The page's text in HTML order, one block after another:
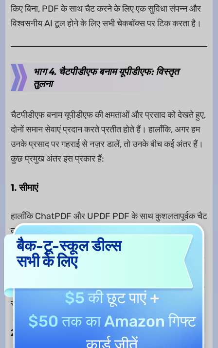
किए बिना, PDF के साथ चैट करने के लिए एक सुविधा संपन्न और
विश्वसनीय AI टूल होने के लिए सभी चेकबॉक्स पर टिक करता है।
भाग 4. चैटपीडीएफ बनाम यूपीडीएफ: विस्तृत
तुलना
चैटपीडीएफ बनाम यूपीडीएफ की क्षमताओं और प्रसाद को देखते हुए,
दोनों समान सेवाएं प्रदान करते प्रतीत होते हैं। हालाँकि, अगर हम
उनके प्रसाद पर गहराई से नज़र डालें, तो उनके बीच कई अंतर हैं।
कुछ प्रमुख अंतर इस प्रकार हैं:
1. सीमाएं
हालाँकि ChatPDF और UPDF PDF के साथ कुशलतापूर्वक चैट
कर सकते हैं, लेकिन उनकी कुछ सीमाएँ हैं, विशेष रूप से इस बारे में
कि वे मुफ्त और सशुल्क योजनाओं में सेवाएं कैसे प्रदान करते हैं।
उदाहरण के लिए, चैटपीडीएफ अपनी मुफ्त योजना में केवल 10 एमबी
की फाइल को संभाल सकता है, जबकि यूपीडीएफ एआई अपने मुफ्त
प्लान में अधिकतम 100 एमबी फाइल को संभाल सकता है। आप इन
सभी सीमाओं को उनकी मूल्य निर्धारण योजनाओं पर पा सकते हैं।
2. उपयोग में आसानी
बैक-टू-स्कूल डील्स
सभी के लिए
$5 की छूटपाएं +
$50 तक का Amazon गिफ्ट